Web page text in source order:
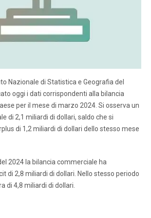
Nazionale di Statistica e Geografia del
oggi i dati corrispondenti alla bilancia
per il mese di marzo 2024. Si osserva un
di 2,1 miliardi di dollari, saldo che si
di 1,2 miliardi di dollari dello stesso mese
2024 la bilancia commerciale ha
di 2,8 miliardi di dollari. Nello stesso periodo
di 4,8 miliardi di dollari.